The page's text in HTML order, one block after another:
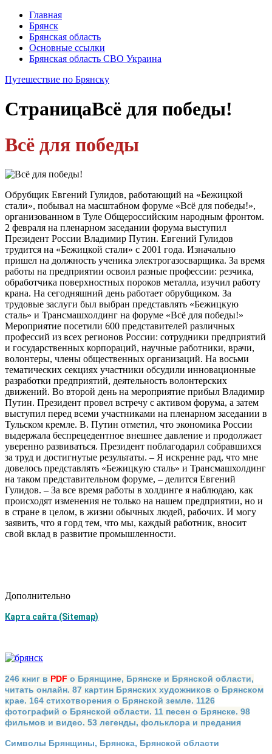
Главная
Брянск
Брянская область
Основные ссылки
Брянская область СВО Украина
Путешествие по Брянску
СтраницаВсё для победы!
Всё для победы
Обрубщик Евгений Гулидов, работающий на «Бежицкой
стали», побывал на масштабном форуме «Всё для победы!»,
организованном в Туле Общероссийским народным фронтом.
2 февраля на пленарном заседании форума выступил
Президент России Владимир Путин. Евгений Гулидов
трудится на «Бежицкой стали» с 2001 года. Изначально
пришел на должность ученика электрогазосварщика. За время
работы на предприятии освоил разные профессии: резчика,
обработчика поверхностных пороков металла, изучил работу
крана. На сегодняшний день работает обрубщиком. За
трудовые заслуги был выбран представлять «Бежицкую
сталь» и Трансмашхолдинг на форуме «Всё для победы!»
Мероприятие посетили 600 представителей различных
профессий из всех регионов России: сотрудники предприятий
и государственных корпораций, научные работники, врачи,
волонтеры, члены общественных организаций. На восьми
тематических секциях участники обсудили инновационные
разработки предприятий, деятельность волонтерских
движений. Во второй день на мероприятие прибыл Владимир
Путин. Президент провел встречу с активом форума, а затем
выступил перед всеми участниками на пленарном заседании в
Тульском кремле. В. Путин отметил, что экономика России
выдержала беспрецедентное внешнее давление и продолжает
уверенно развиваться. Президент поблагодарил собравшихся
за труд и достигнутые результаты. – Я искренне рад, что мне
довелось представлять «Бежицкую сталь» и Трансмашхолдинг
на таком представительном форуме, – делится Евгений
Гулидов. – За все время работы в холдинге я наблюдаю, как
происходят изменения не только на нашем предприятии, но и
в стране в целом, в жизни обычных людей, рабочих. И могу
заявить, что я горд тем, что мы, каждый работник, вносит
свой вклад в развитие промышленности.
Дополнительно
Карта сайта (Sitemap)
246 книг в PDF о Брянщине, Брянске и Брянской области,
читать онлайн. 87 картин Брянских художников о Брянском
крае. 164 стихотворения о Брянской земле. 1126
фотографий о Брянской области. 11 песен о Брянске. 98
фильмов и видео. 53 легенды, фольклора и предания
Символы Брянщины, Брянска, Брянской области